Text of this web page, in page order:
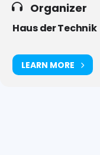
Organizer
Haus der Technik
LEARN MORE